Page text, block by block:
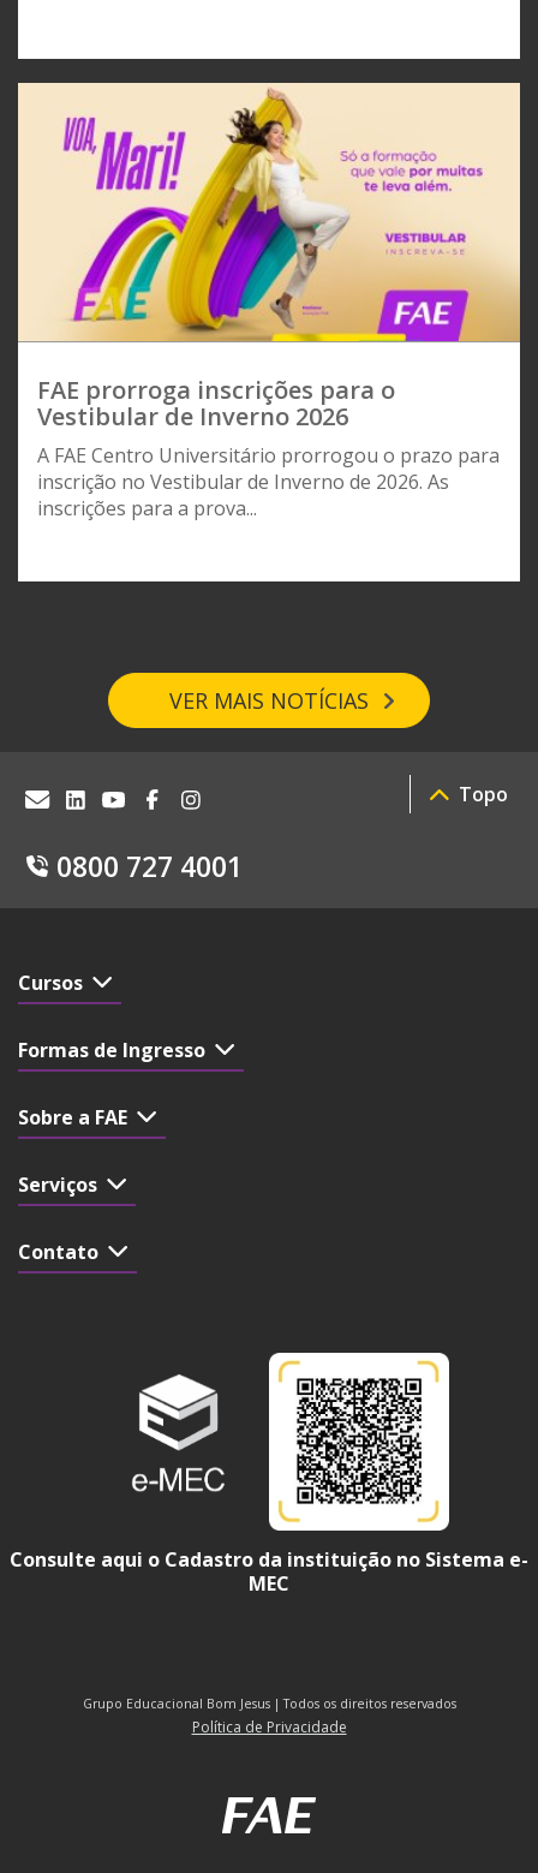
FAE prorroga inscrições para o
Vestibular de Inverno 2026
A FAE Centro Universitário prorrogou o prazo para
inscrição no Vestibular de Inverno de 2026. As
inscrições para a prova...
VER MAIS NOTÍCIAS
0800 727 4001
Topo
Cursos
Formas de Ingresso
Sobre a FAE
Serviços
Contato
Consulte aqui o Cadastro da instituição no Sistema e-
MEC
Grupo Educacional Bom Jesus | Todos os direitos reservados
Política de Privacidade